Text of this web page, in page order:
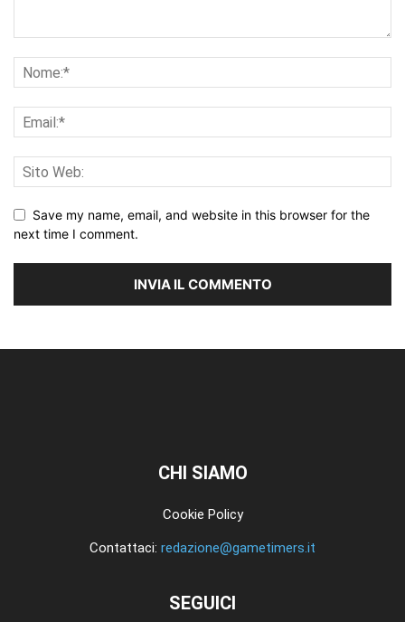
Save my name, email, and website in this browser for the
next time I comment.
CHI SIAMO
Cookie Policy
Contattaci: redazione@gametimers.it
SEGUICI